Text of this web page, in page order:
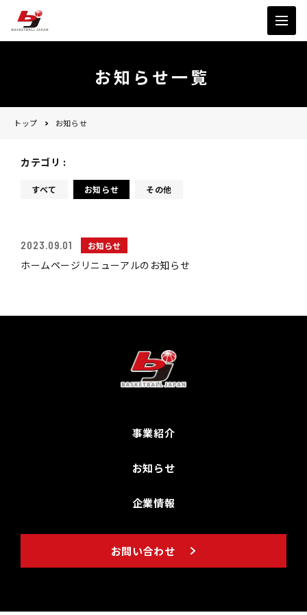
お知らせ一覧
トップ お知らせ
カテゴリ :
すべて お知らせ その他
2023.09.01 お知らせ
ホームページリニューアルのお知らせ
事業紹介
お知らせ
企業情報
お問い合わせ